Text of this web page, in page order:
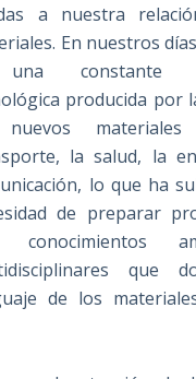
a nuestra
En nuestros
constante
producida por
la salud, la
lo que ha
de preparar
conocimientos
que
de los